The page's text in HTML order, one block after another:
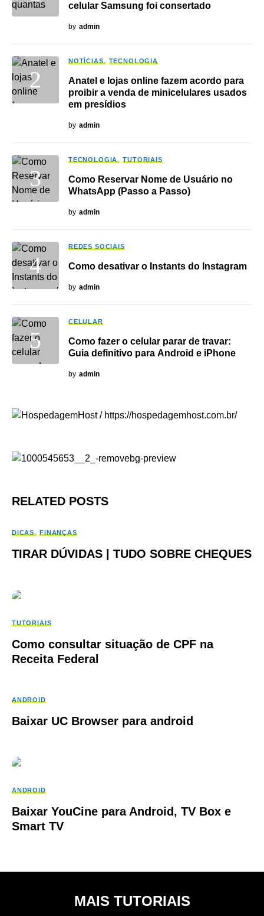
celular Samsung foi consertado
by admin
NOTÍCIAS TECNOLOGIA
Anatel e lojas online fazem acordo para
proibir a venda de minicelulares usados
em presídios
by admin
TECNOLOGIA TUTORIAIS
Como Reservar Nome de Usuário no
WhatsApp (Passo a Passo)
by admin
REDES SOCIAIS
Como desativar o Instants do Instagram
by admin
CELULAR
Como fazer o celular parar de travar:
Guia definitivo para Android e iPhone
by admin
RELATED POSTS
DICAS FINANÇAS
TIRAR DÚVIDAS | TUDO SOBRE CHEQUES
TUTORIAIS
Como consultar situação de CPF na
Receita Federal
ANDROID
Baixar UC Browser para android
ANDROID
Baixar YouCine para Android, TV Box e
Smart TV
MAIS TUTORIAIS